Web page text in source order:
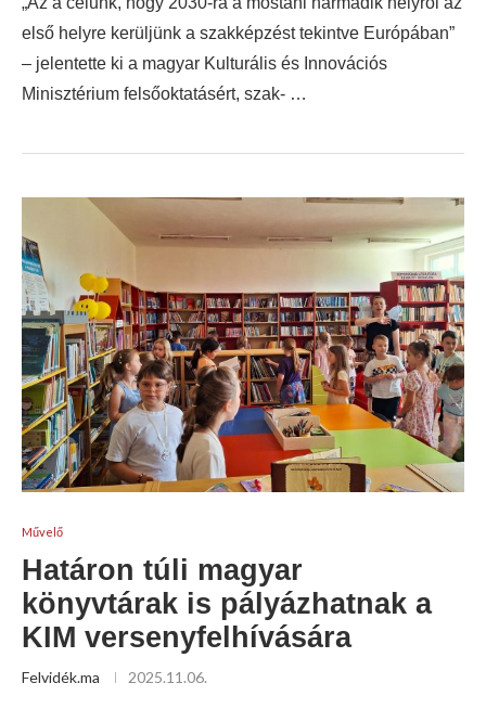
első helyre kerüljünk a szakképzést tekintve Európában”
– jelentette ki a magyar Kulturális és Innovációs
Minisztérium felsőoktatásért, szak- …
Művelő
Határon túli magyar
könyvtárak is pályázhatnak a
KIM versenyfelhívására
Felvidék.ma 2025.11.06.